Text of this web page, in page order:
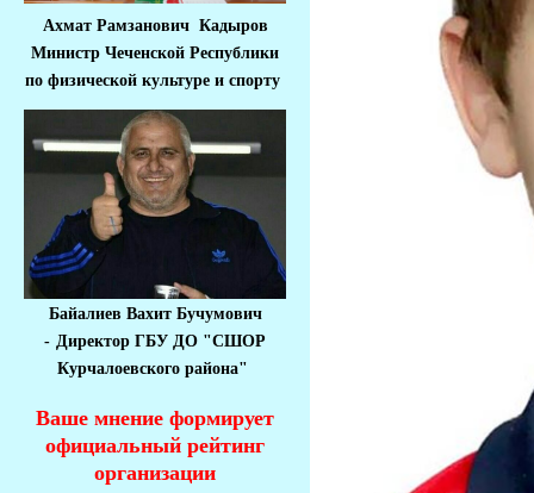
Ахмат Рамзанович Кадыров
Министр Чеченской Республики
по физической культуре и спорту
Байалиев Вахит Бучумович
- Директор ГБУ ДО "СШОР
Курчалоевского района"
Ваше мнение формирует
официальный рейтинг
организации